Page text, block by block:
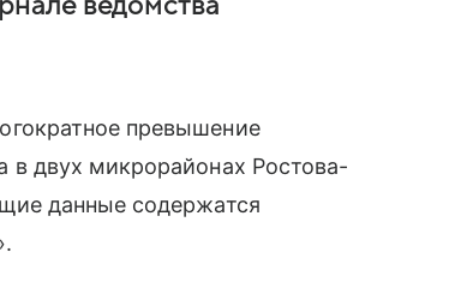
превышение
в двух микрорайонах Ростова-
данные содержатся